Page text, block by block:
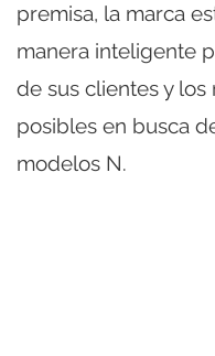
premisa, la marca
manera inteligente
de sus clientes y
posibles en busca
modelos N.